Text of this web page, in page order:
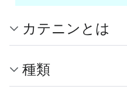
カテニンとは
種類